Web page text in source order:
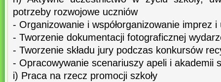
potrzeby rozwojowe uczniów
- Organizowanie i współorganizowanie imprez
- Tworzenie dokumentacji fotograficznej
- Tworzenie składu jury podczas konkursów
- Opracowywanie scenariuszy apeli i akademii
i) Praca na rzecz promocji szkoły